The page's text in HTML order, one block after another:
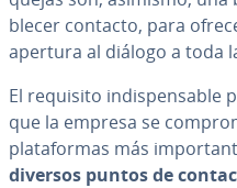
ble­cer contacto, para
apertura al diálogo a toda
El requisito in­di­s­pe­n­sa­ble
que la empresa se
pla­ta­fo­r­mas más
diversos puntos de